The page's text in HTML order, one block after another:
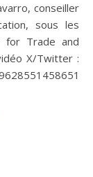
conseiller
sous les
for Trade and
X/Twitter :